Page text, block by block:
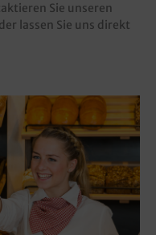
Sie unseren
lassen Sie uns direkt